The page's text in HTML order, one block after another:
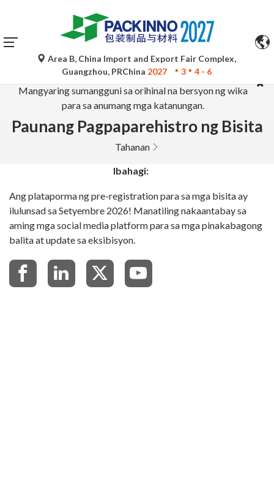
Ang mga awtomatikong pagsasalin ng Google Translate ay
para lamang sa sanggunian at maaaring hindi tumpak.
Mangyaring sumangguni sa orihinal na bersyon ng wika
para sa anumang mga katanungan.
Area B, China Import and Export Fair Complex,
Guangzhou, PRChina 2027 3 4 - 6
Paunang Pagpaparehistro ng Bisita
Tahanan
Ibahagi:
Ang plataporma ng pre-registration para sa mga bisita ay
ilulunsad sa Setyembre 2026! Manatiling nakaantabay sa
aming mga social media platform para sa mga pinakabagong
balita at update sa eksibisyon.